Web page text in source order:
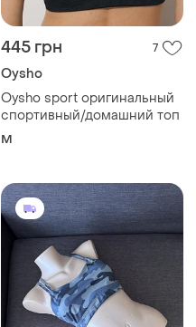
445 грн 7
Oysho
Oysho sport оригинальный
спортивный/домашний топ
M